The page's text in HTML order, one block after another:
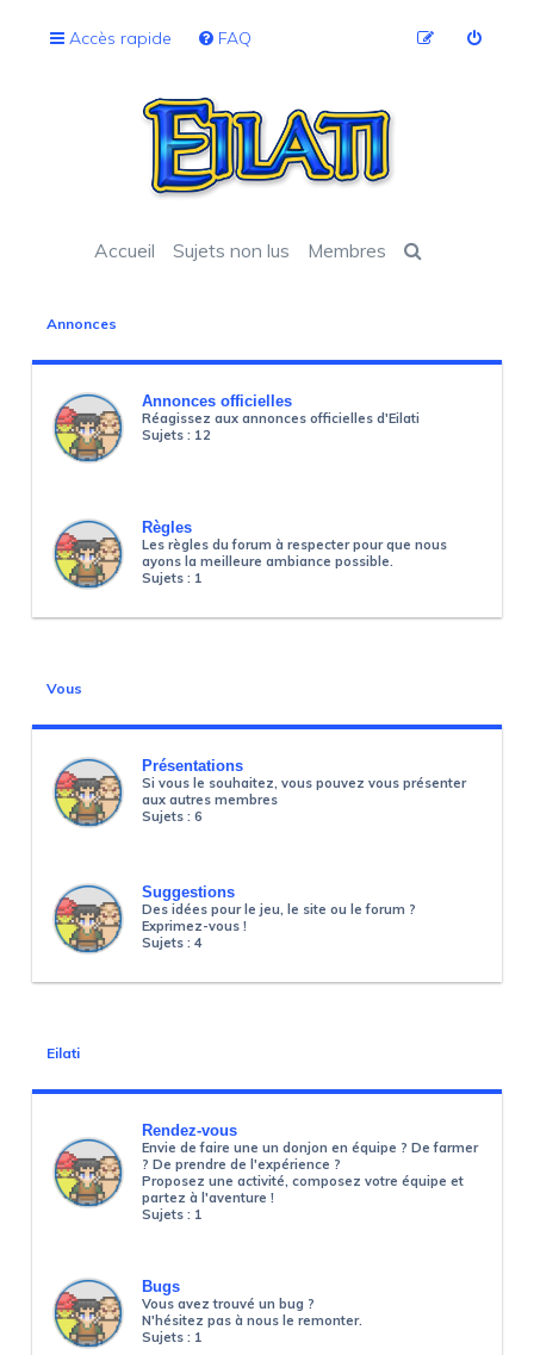
Accès rapide FAQ
Accueil Sujets non lus Membres
Annonces
Annonces officielles
Réagissez aux annonces officielles d'Eilati
Sujets : 12
Règles
Les règles du forum à respecter pour que nous
ayons la meilleure ambiance possible.
Sujets : 1
Vous
Présentations
Si vous le souhaitez, vous pouvez vous présenter
aux autres membres
Sujets : 6
Suggestions
Des idées pour le jeu, le site ou le forum ?
Exprimez-vous !
Sujets : 4
Eilati
Rendez-vous
Envie de faire une un donjon en équipe ? De farmer
? De prendre de l'expérience ?
Proposez une activité, composez votre équipe et
partez à l'aventure !
Sujets : 1
Bugs
Vous avez trouvé un bug ?
N'hésitez pas à nous le remonter.
Sujets : 1